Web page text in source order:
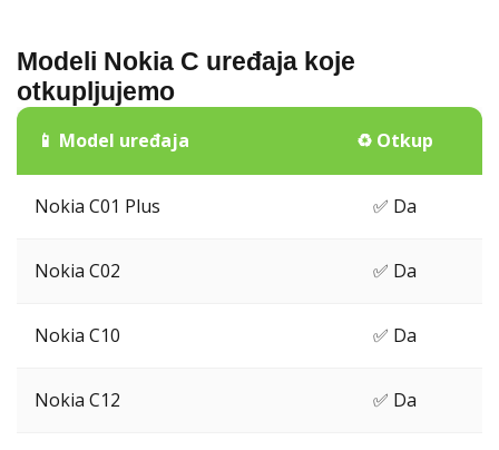
Modeli Nokia C uređaja koje
otkupljujemo
📱 Model uređaja ♻️ Otkup
Nokia C01 Plus ✅ Da
Nokia C02 ✅ Da
Nokia C10 ✅ Da
Nokia C12 ✅ Da